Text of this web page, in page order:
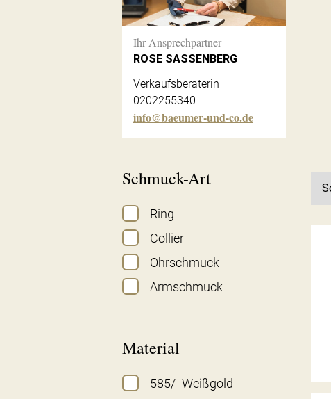
Ihr Ansprechpartner
ROSE SASSENBERG
Verkaufsberaterin
0202255340
info@baeumer-und-co.de
Schmuck-Art
Ring
Collier
Ohrschmuck
Armschmuck
Material
585/- Weißgold